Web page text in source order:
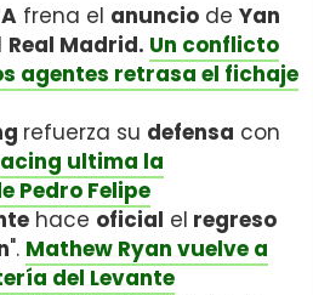
frena el anuncio de Yan
Real Madrid. Un conflicto
agentes retrasa el fichaje
refuerza su defensa con
ultima la
Pedro Felipe
hace oficial el regreso
". Mathew Ryan vuelve a
del Levante